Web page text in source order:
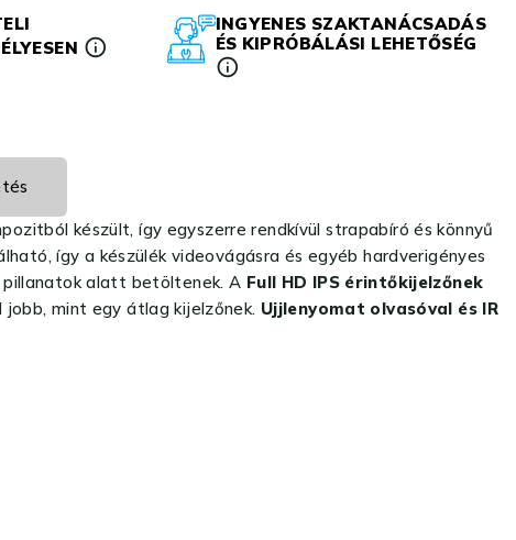
INGYENES SZAKTANÁCSADÁS
ÉS KIPRÓBÁLÁSI LEHETŐSÉG
készült, így egyszerre rendkívül strapabíró és könnyű
így a készülék videovágásra és egyéb hardverigényes
pillanatok alatt betöltenek. A Full HD IPS érintőkijelzőnek
mint egy átlag kijelzőnek. Ujjlenyomat olvasóval és IR